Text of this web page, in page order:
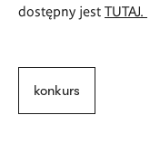
dostępny jest TUTAJ.
konkurs